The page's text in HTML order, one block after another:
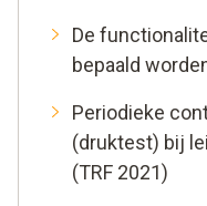
De
bepaald
Periodieke
(druktest) bij
(TRF 2021)